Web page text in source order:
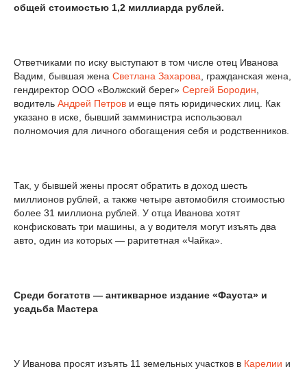
общей стоимостью 1,2 миллиарда рублей.
Ответчиками по иску выступают в том числе отец Иванова
Вадим, бывшая жена Светлана Захарова , гражданская жена,
гендиректор ООО «Волжский берег» Сергей Бородин
водитель Андрей Петров и еще пять юридических лиц. Как
указано в иске, бывший замминистра использовал
полномочия для личного обогащения себя и родственников.
Так, у бывшей жены просят обратить в доход шесть
миллионов рублей, а также четыре автомобиля стоимостью
более 31 миллиона рублей. У отца Иванова хотят
конфисковать три машины, а у водителя могут изъять два
авто, один из которых — раритетная «Чайка».
Среди богатств — антикварное издание «Фауста» и
усадьба Мастера
У Иванова просят изъять 11 земельных участков в Карелии и